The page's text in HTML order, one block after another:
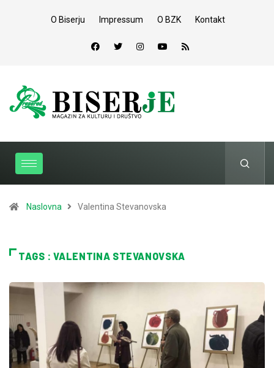
O Biserju Impressum O BZK Kontakt
Naslovna Valentina Stevanovska
TAGS : VALENTINA STEVANOVSKA